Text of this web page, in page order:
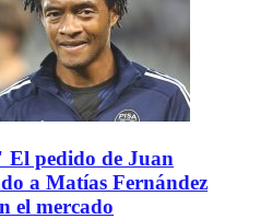
pedido de Juan
a Matías Fernández
el mercado